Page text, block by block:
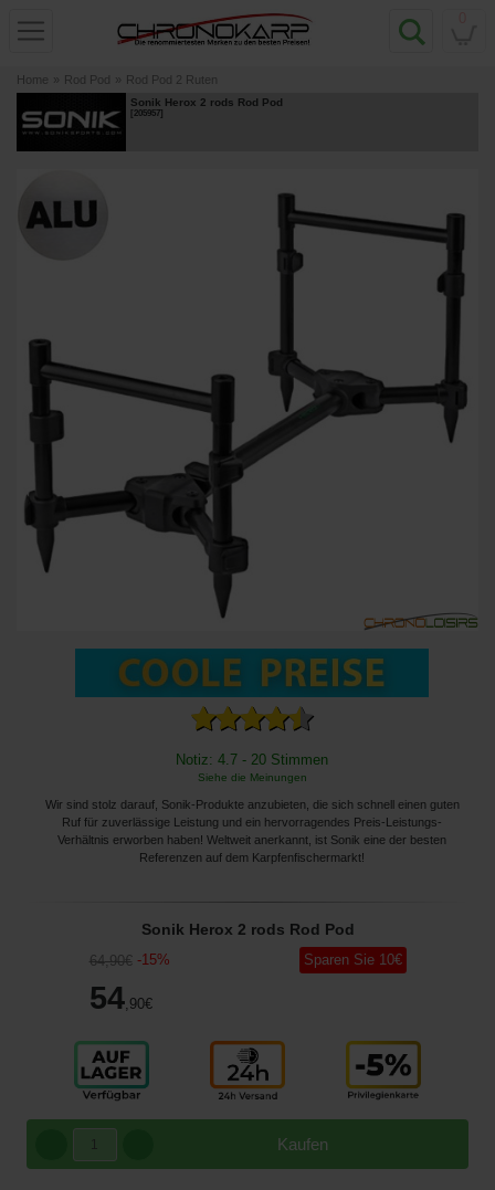
Home » Rod Pod » Rod Pod 2 Ruten
Sonik Herox 2 rods Rod Pod
[205957]
Notiz: 4.7 - 20 Stimmen
Siehe die Meinungen
Wir sind stolz darauf, Sonik-Produkte anzubieten, die sich schnell einen guten
Ruf für zuverlässige Leistung und ein hervorragendes Preis-Leistungs-
Verhältnis erworben haben! Weltweit anerkannt, ist Sonik eine der besten
Referenzen auf dem Karpfenfischermarkt!
Sonik Herox 2 rods Rod Pod
64,90€ -15%
54,90€
Sparen Sie 10€
Kaufen